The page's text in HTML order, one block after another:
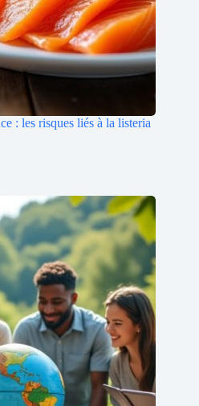
: les risques liés à la listeria